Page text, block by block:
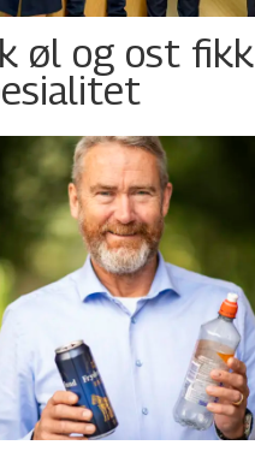
øl og ost fikk